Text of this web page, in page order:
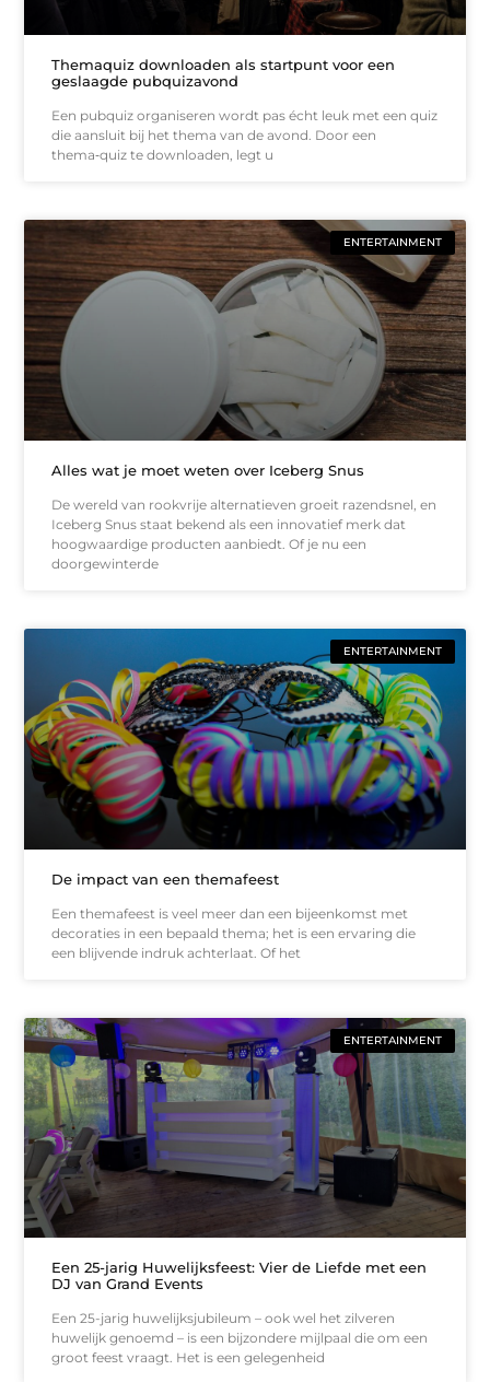
Themaquiz downloaden als startpunt voor een
geslaagde pubquizavond
Een pubquiz organiseren wordt pas écht leuk met een quiz
die aansluit bij het thema van de avond. Door een
thema‑quiz te downloaden, legt u
ENTERTAINMENT
Alles wat je moet weten over Iceberg Snus
De wereld van rookvrije alternatieven groeit razendsnel, en
Iceberg Snus staat bekend als een innovatief merk dat
hoogwaardige producten aanbiedt. Of je nu een
doorgewinterde
ENTERTAINMENT
De impact van een themafeest
Een themafeest is veel meer dan een bijeenkomst met
decoraties in een bepaald thema; het is een ervaring die
een blijvende indruk achterlaat. Of het
ENTERTAINMENT
Een 25-jarig Huwelijksfeest: Vier de Liefde met een
DJ van Grand Events
Een 25-jarig huwelijksjubileum – ook wel het zilveren
huwelijk genoemd – is een bijzondere mijlpaal die om een
groot feest vraagt. Het is een gelegenheid